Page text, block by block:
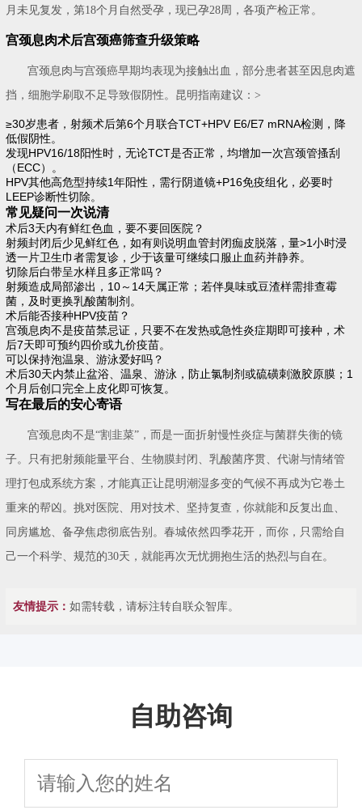
月未见复发，第18个月自然受孕，现已孕28周，各项产检正常。
宫颈息肉术后宫颈癌筛查升级策略
宫颈息肉与宫颈癌早期均表现为接触出血，部分患者甚至因息肉遮
挡，细胞学刷取不足导致假阴性。昆明指南建议：>
≥30岁患者，射频术后第6个月联合TCT+HPV E6/E7 mRNA检测，降
低假阴性。
发现HPV16/18阳性时，无论TCT是否正常，均增加一次宫颈管搔刮
（ECC）。
HPV其他高危型持续1年阳性，需行阴道镜+P16免疫组化，必要时
LEEP诊断性切除。
常见疑问一次说清
术后3天内有鲜红色血，要不要回医院？
射频封闭后少见鲜红色，如有则说明血管封闭痂皮脱落，量>1小时浸
透一片卫生巾者需复诊，少于该量可继续口服止血药并静养。
切除后白带呈水样且多正常吗？
射频造成局部渗出，10～14天属正常；若伴臭味或豆渣样需排查霉
菌，及时更换乳酸菌制剂。
术后能否接种HPV疫苗？
宫颈息肉不是疫苗禁忌证，只要不在发热或急性炎症期即可接种，术
后7天即可预约四价或九价疫苗。
可以保持泡温泉、游泳爱好吗？
术后30天内禁止盆浴、温泉、游泳，防止氯制剂或硫磺刺激胶原膜；1
个月后创口完全上皮化即可恢复。
写在最后的安心寄语
宫颈息肉不是“割韭菜”，而是一面折射慢性炎症与菌群失衡的镜
子。只有把射频能量平台、生物膜封闭、乳酸菌序贯、代谢与情绪管
理打包成系统方案，才能真正让昆明潮湿多变的气候不再成为它卷土
重来的帮凶。挑对医院、用对技术、坚持复查，你就能和反复出血、
同房尴尬、备孕焦虑彻底告别。春城依然四季花开，而你，只需给自
己一个科学、规范的30天，就能再次无忧拥抱生活的热烈与自在。
友情提示： 如需转载，请标注转自联众智库。
自助咨询